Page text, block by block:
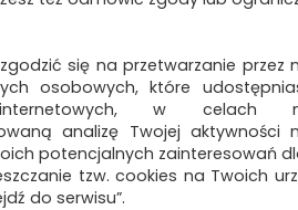
się na przetwarzanie
osobowych, które
w celach
analizę Twojej
potencjalnych zainteresowań
tzw. cookies na Twoich
do serwisu”.